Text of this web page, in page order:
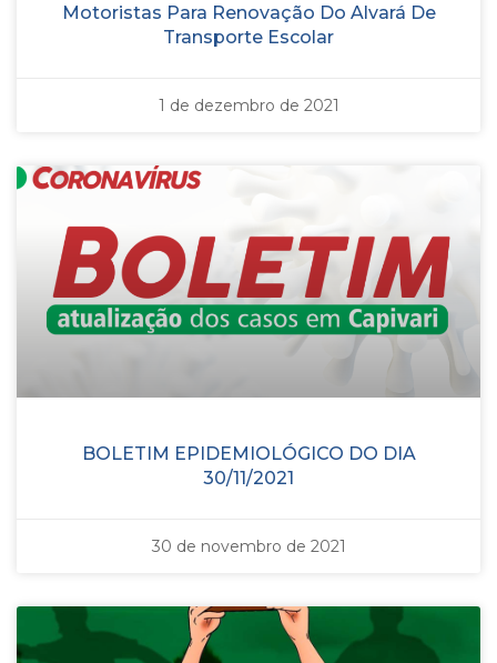
Motoristas Para Renovação Do Alvará De
Transporte Escolar
1 de dezembro de 2021
BOLETIM EPIDEMIOLÓGICO DO DIA
30/11/2021
30 de novembro de 2021